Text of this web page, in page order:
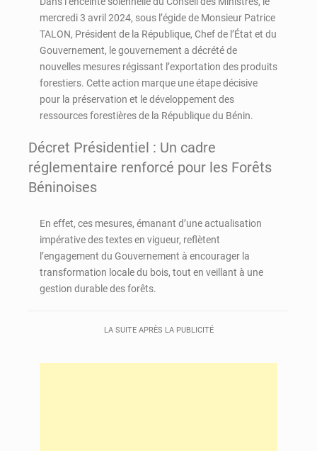
mercredi 3 avril 2024, sous l’égide de Monsieur Patrice
TALON, Président de la République, Chef de l’État et du
Gouvernement, le gouvernement a décrété de
nouvelles mesures régissant l’exportation des produits
forestiers. Cette action marque une étape décisive
pour la préservation et le développement des
ressources forestières de la République du Bénin.
Décret Présidentiel : Un cadre
réglementaire renforcé pour les Forêts
Béninoises
En effet, ces mesures, émanant d’une actualisation
impérative des textes en vigueur, reflètent
l’engagement du Gouvernement à encourager la
transformation locale du bois, tout en veillant à une
gestion durable des forêts.
LA SUITE APRÈS LA PUBLICITÉ